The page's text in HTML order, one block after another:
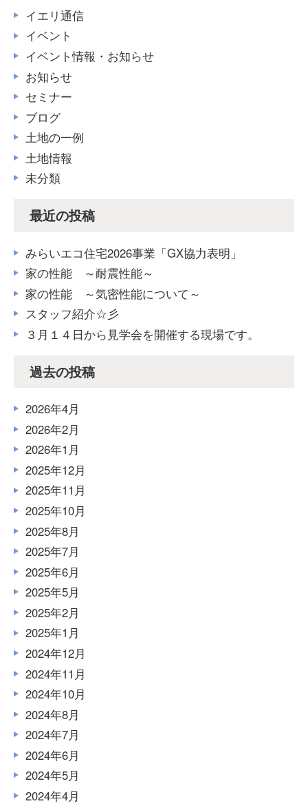
イエリ通信
イベント
イベント情報・お知らせ
お知らせ
セミナー
ブログ
土地の一例
土地情報
未分類
最近の投稿
みらいエコ住宅2026事業「GX協力表明」
家の性能 ～耐震性能～
家の性能 ～気密性能について～
スタッフ紹介☆彡
３月１４日から見学会を開催する現場です。
過去の投稿
2026年4月
2026年2月
2026年1月
2025年12月
2025年11月
2025年10月
2025年8月
2025年7月
2025年6月
2025年5月
2025年2月
2025年1月
2024年12月
2024年11月
2024年10月
2024年8月
2024年7月
2024年6月
2024年5月
2024年4月